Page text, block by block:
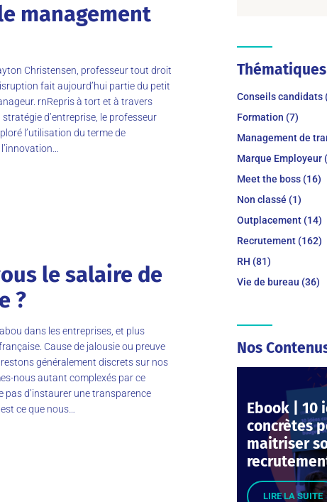
management
Christensen, professeur tout droit
fait aujourd’hui partie du petit
rnRepris à tort et à travers
d’entreprise, le professeur
l’utilisation du terme de
le salaire de
?
dans les entreprises, et plus
Cause de jalousie ou preuve
généralement discrets sur nos
nous autant complexés par ce
pas d’instaurer une transparence
ce que nous…
Thématiques
Conseils candidats
Formation (7)
Management de
Marque Employeur
Meet the boss (16)
Non classé (1)
Outplacement (14)
Recrutement (162)
RH (81)
Vie de bureau (36)
Nos
Ebook | 10
concrètes
maitriser
LIRE LA SUITE